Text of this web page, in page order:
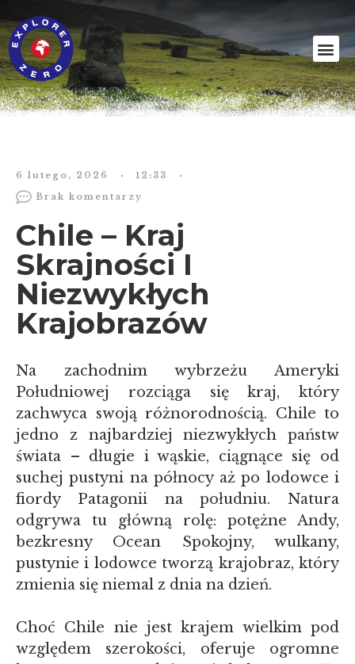
6 lutego, 2026
12:33
Brak komentarzy
Chile – Kraj
Skrajności I
Niezwykłych
Krajobrazów
Na zachodnim wybrzeżu Ameryki
Południowej rozciąga się kraj, który
zachwyca swoją różnorodnością. Chile to
jedno z najbardziej niezwykłych państw
świata – długie i wąskie, ciągnące się od
suchej pustyni na północy aż po lodowce i
fiordy Patagonii na południu. Natura
odgrywa tu główną rolę: potężne Andy,
bezkresny Ocean Spokojny, wulkany,
pustynie i lodowce tworzą krajobraz, który
zmienia się niemal z dnia na dzień.
Choć Chile nie jest krajem wielkim pod
względem szerokości, oferuje ogromne